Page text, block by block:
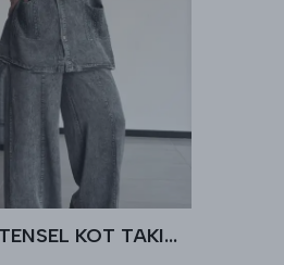
AHUZAR TENSEL KOT TAKIM - Antrasit